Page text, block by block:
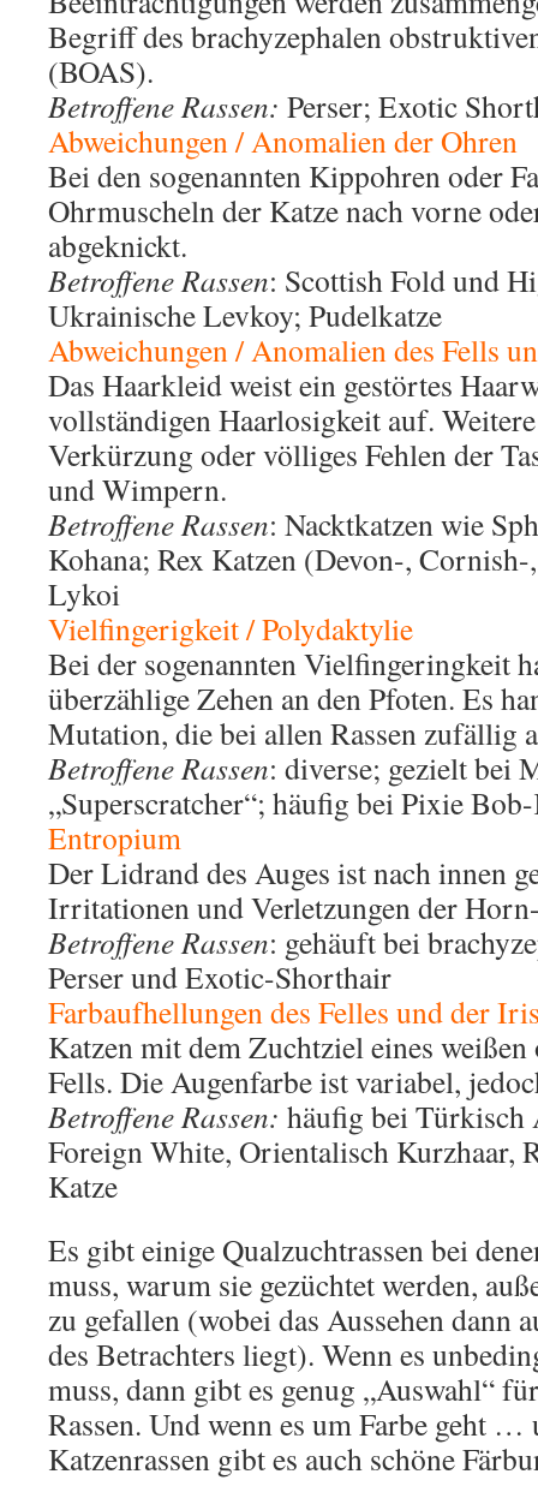
Begriff des brachyzephalen
(BOAS).
Betroffene Rassen: Perser; Exotic
Abweichungen / Anomalien der Ohren
Bei den sogenannten Kippohren oder
Ohrmuscheln der Katze nach vorne
abgeknickt.
Betroffene Rassen: Scottish Fold und
Ukrainische Levkoy; Pudelkatze
Abweichungen / Anomalien des Fells
Das Haarkleid weist ein gestörtes
vollständigen Haarlosigkeit auf.
Verkürzung oder völliges Fehlen der
und Wimpern.
Betroffene Rassen: Nacktkatzen wie
Kohana; Rex Katzen (Devon-,
Lykoi
Vielfingerigkeit / Polydaktylie
Bei der sogenannten Vielfingeringkeit
überzählige Zehen an den Pfoten. Es
Mutation, die bei allen Rassen zufällig
Betroffene Rassen: diverse; gezielt bei
„Superscratcher“; häufig bei Pixie
Entropium
Der Lidrand des Auges ist nach innen
Irritationen und Verletzungen der
Betroffene Rassen: gehäuft bei
Perser und Exotic-Shorthair
Farbaufhellungen des Felles und der
Katzen mit dem Zuchtziel eines
Fells. Die Augenfarbe ist variabel,
Betroffene Rassen: häufig bei Türkisch
Foreign White, Orientalisch Kurzhaar,
Katze
Es gibt einige Qualzuchtrassen bei
muss, warum sie gezüchtet werden,
zu gefallen (wobei das Aussehen dann
des Betrachters liegt). Wenn es
muss, dann gibt es genug „Auswahl“
Rassen. Und wenn es um Farbe geht …
Katzenrassen gibt es auch schöne